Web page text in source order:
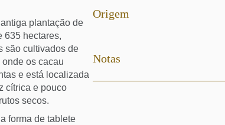
plantação de
635 hectares,
são cultivados de
os cacau
e está localizada
cítrica e pouco
secos.
forma de tablete
Origem
Notas